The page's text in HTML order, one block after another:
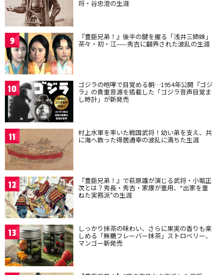
将・谷忠澄の生涯
9 『豊臣兄弟！』後半の鍵を握る「浅井三姉妹」
茶々・初・江——秀吉に翻弄された波乱の生涯
10 ゴジラの咆哮で目覚める朝…1954年公開『ゴジ
ラ』の貴重音源を搭載した「ゴジラ音声目覚ま
し時計」が新発売
11 村上水軍を率いた戦国武将！幼い弟を支え、共
に海へ散った得居通幸の波乱に満ちた生涯
12 『豊臣兄弟！』で萩原護が演じる武将・小堀正
次とは？秀長・秀吉・家康が重用、“出家を重
ねた実務派”の生涯
13 しっかり抹茶の味わい、さらに果実の香りも楽
しめる「無糖フレーバー抹茶」ストロベリー、
マンゴー新発売